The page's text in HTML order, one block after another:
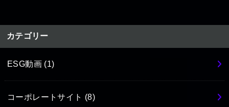
カテゴリー
ESG動画 (1)
コーポレートサイト (8)